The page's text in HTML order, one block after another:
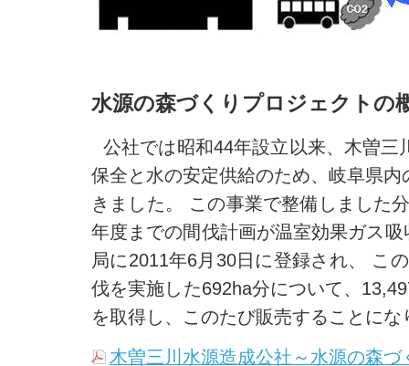
水源の森づくりプロジェクトの
公社では昭和44年設立以来、木曽
保全と水の安定供給のため、岐阜県
きました。 この事業で整備しました
年度までの間伐計画が温室効果ガス
局に2011年6月30日に登録され、 こ
伐を実施した692ha分について、
を取得し、このたび販売することにな
木曽三川水源造成公社～水源の森